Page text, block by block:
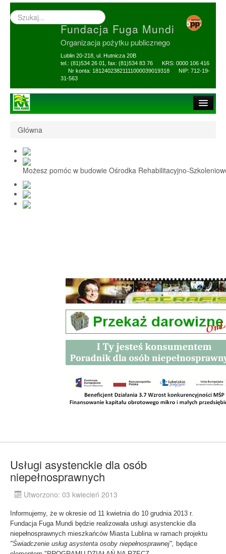
Wyszukiwarka
–
Fundacja Fuga Mundi
Organizacja pożytku publicznego
Lublin 20-218, ul. Hutnicza 20B
tel.: (81)534 26 01, fax: (81)534 83 76 KRS: 0000 106 416
Nr konta: 18124023821111000039019318 NIP: 712-19-
31-563
1,5% i darowizny
Nasi Beneficjenci
Ośrodek Reh-Szkol
Sprawozdania
Główna
Możesz pomóc w budowie Ośrodka Rehabilitacyjno-
Usługi asystenckie dla osób
niepełnosprawnych
Utworzono: 03 kwiecień 2013
Informujemy, że w okresie od 11 kwietnia do 10 grudnia 2013 r.
Fundacja Fuga Mundi będzie realizowała usługi asystenckie dla
niepełnosprawnych mieszkańców Miasta Lublina w ramach projektu
"Świadczenie usług asystenta osoby niepełnosprawnej", będące